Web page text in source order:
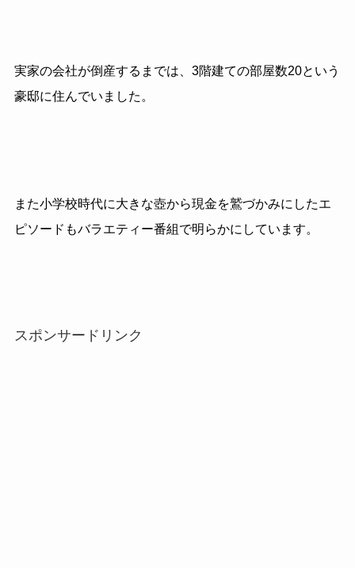
実家の会社が倒産するまでは、 3階建ての部屋数20という
豪邸に住んでいました。
また小学校時代に大きな壺から現金を鷲づかみにしたエ
ピソードもバラエティー番組で明らかにしています。
スポンサードリンク